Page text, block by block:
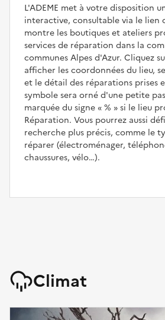
L'ADEME met à votre disposition
interactive, consultable via le lien
montre les boutiques et ateliers
services de réparation dans la
communes Alpes d'Azur. Cliquez
afficher les coordonnées du lieu,
et le détail des réparations prises
symbole sera orné d'une petite
marquée du signe
%
si le lieu
Réparation. Vous pourrez aussi
recherche plus précis, comme le
réparer (électroménager,
chaussures, vélo…).
Climat